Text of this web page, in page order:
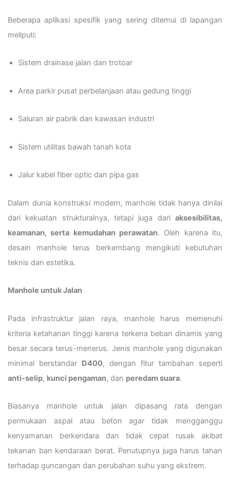
Beberapa aplikasi spesifik yang sering ditemui di lapangan
meliputi:
Sistem drainase jalan dan trotoar
Area parkir pusat perbelanjaan atau gedung tinggi
Saluran air pabrik dan kawasan industri
Sistem utilitas bawah tanah kota
Jalur kabel fiber optic dan pipa gas
Dalam dunia konstruksi modern, manhole tidak hanya dinilai
dari kekuatan strukturalnya, tetapi juga dari aksesibilitas,
keamanan, serta kemudahan perawatan. Oleh karena itu,
desain manhole terus berkembang mengikuti kebutuhan
teknis dan estetika.
Manhole untuk Jalan
Pada infrastruktur jalan raya, manhole harus memenuhi
kriteria ketahanan tinggi karena terkena beban dinamis yang
besar secara terus-menerus. Jenis manhole yang digunakan
minimal berstandar D400, dengan fitur tambahan seperti
anti-selip, kunci pengaman, dan peredam suara.
Biasanya manhole untuk jalan dipasang rata dengan
permukaan aspal atau beton agar tidak mengganggu
kenyamanan berkendara dan tidak cepat rusak akibat
tekanan ban kendaraan berat. Penutupnya juga harus tahan
terhadap guncangan dan perubahan suhu yang ekstrem.